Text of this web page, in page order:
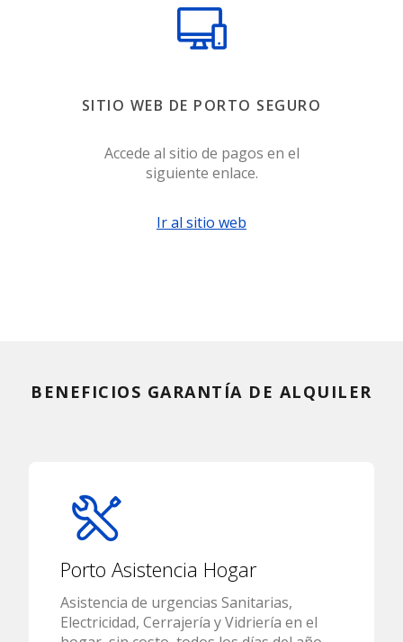
SITIO WEB DE PORTO SEGURO
Accede al sitio de pagos en el
siguiente enlace.
Ir al sitio web
BENEFICIOS GARANTÍA DE ALQUILER
Porto Asistencia Hogar
Asistencia de urgencias Sanitarias,
Electricidad, Cerrajería y Vidriería en el